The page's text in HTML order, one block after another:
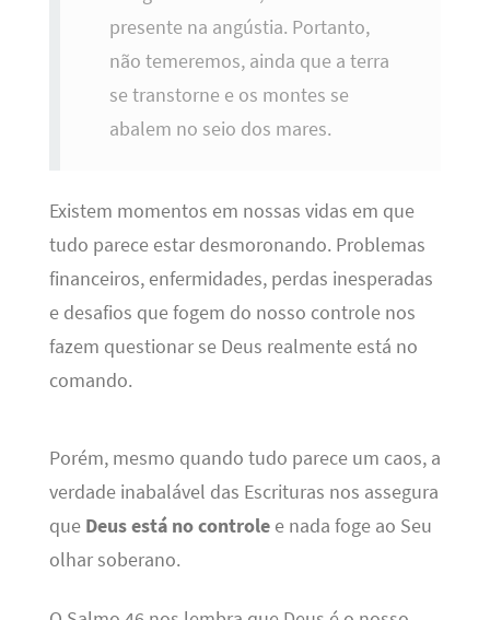
presente na angústia. Portanto,
não temeremos, ainda que a terra
se transtorne e os montes se
abalem no seio dos mares.
Existem momentos em nossas vidas em que
tudo parece estar desmoronando. Problemas
financeiros, enfermidades, perdas inesperadas
e desafios que fogem do nosso controle nos
fazem questionar se Deus realmente está no
comando.
Porém, mesmo quando tudo parece um caos, a
verdade inabalável das Escrituras nos assegura
que Deus está no controlee nada foge ao Seu
olhar soberano.